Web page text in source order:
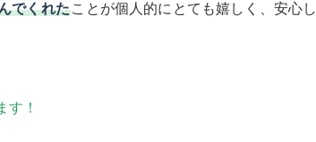
でくれたことが個人的にとても嬉しく、安心し
す！